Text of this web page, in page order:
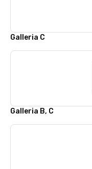
Galleria C
Galleria B, C